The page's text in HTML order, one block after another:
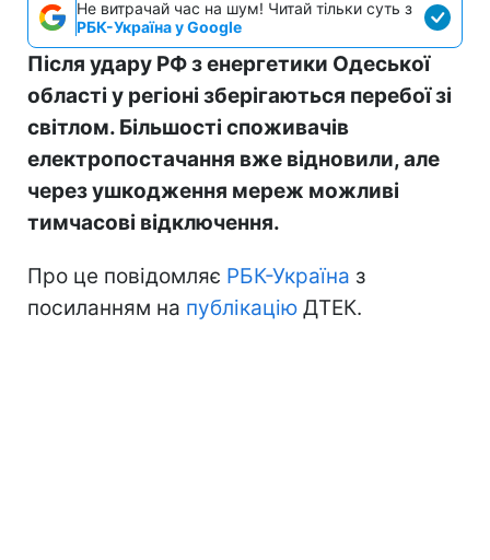
Не витрачай час на шум! Читай тільки суть з
РБК-Україна у Google
Після удару РФ з енергетики Одеської
області у регіоні зберігаються перебої зі
світлом. Більшості споживачів
електропостачання вже відновили, але
через ушкодження мереж можливі
тимчасові відключення.
Про це повідомляє РБК-Україна з
посиланням на публікацію ДТЕК.